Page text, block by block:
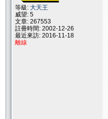
等級: 大天王
威望: 5
文章: 267553
註冊時間: 2002-12-26
最近來訪: 2016-11-18
離線